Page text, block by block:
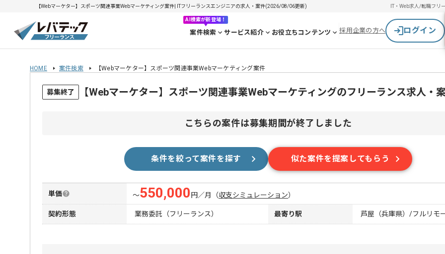
【Webマーケター】スポーツ関連事業Webマーケティング案件| ITフリーランスエンジニアの求人・案件(2026/08/06更新) IT・Web求人/転職フリ
AI検索が新登場！
案件検索 サービス紹介 お役立ちコンテンツ 採用企業の方へ ログイン
HOME 案件検索 【Webマーケター】スポーツ関連事業Webマーケティング案件
募集終了 【Webマーケター】スポーツ関連事業Webマーケティングのフリーランス求人・
こちらの案件は募集期間が終了しました
条件を絞って案件を探す 似た案件を提案してもらう
単価 〜550,000 円／月 （収支シミュレーション）
契約形態 業務委託（フリーランス） 最寄り駅 芦屋（兵庫県）/フルリモ